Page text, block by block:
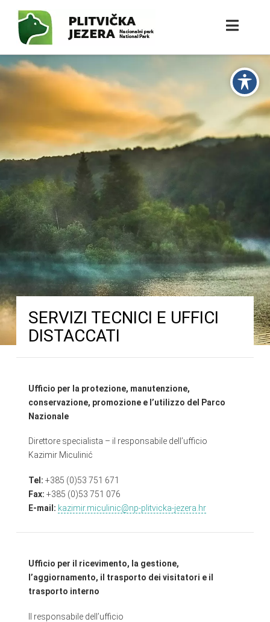
SERVIZI TECNICI E UFFICI
DISTACCATI
Ufficio per la protezione, manutenzione,
conservazione, promozione e l’utilizzo del Parco
Nazionale
Direttore specialista – il responsabile dell’ufficio
Kazimir Miculinić
Tel: +385 (0)53 751 671
Fax: +385 (0)53 751 076
E-mail: kazimir.miculinic@np-plitvicka-jezera.hr
Ufficio per il ricevimento, la gestione,
l’aggiornamento, il trasporto dei visitatori e il
trasporto interno
Il responsabile dell’ufficio